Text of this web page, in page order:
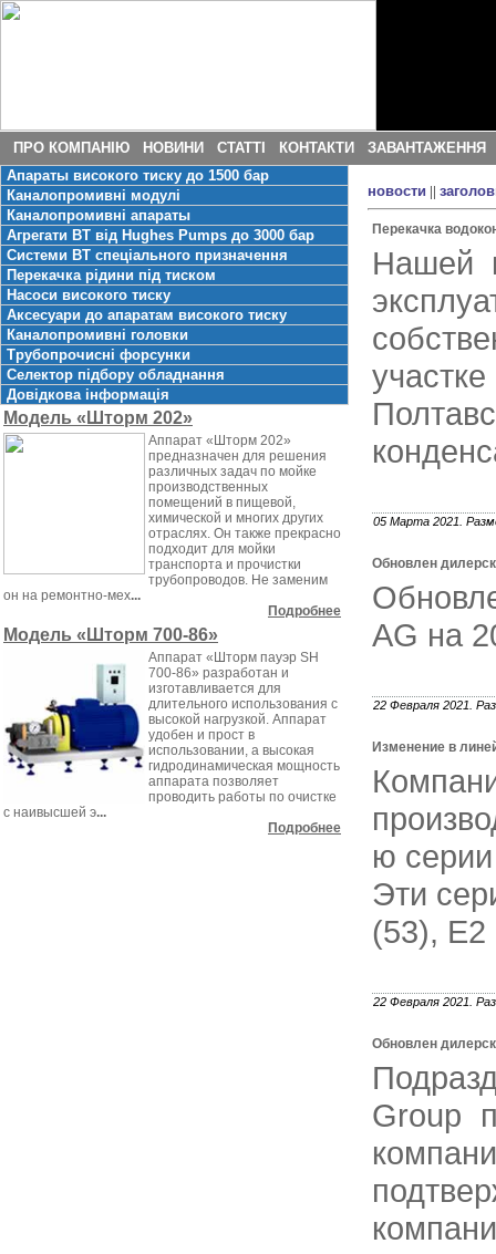
ПРО КОМПАНІЮ НОВИНИ СТАТТІ КОНТАКТИ
ЗАВАНТАЖЕННЯ
Апараты високого тиску до 1500 бар
Каналопромивні модулі
Каналопромивні апараты
Агрегати ВТ від Hughes Pumps до 3000 бар
Системи ВТ спеціального призначення
Перекачка рідини під тиском
Насоси високого тиску
Аксесуари до апаратам високого тиску
Каналопромивні головки
Трубопрочисні форсунки
Селектор підбору обладнання
Довідкова інформація
Модель «Шторм 202»
Аппарат «Шторм 202»
предназначен для решения
различных задач по мойке
производственных
помещений в пищевой,
химической и многих других
отраслях. Он также прекрасно
подходит для мойки
транспорта и прочистки
трубопроводов. Не заменим
он на ремонтно-мех...
Подробнее
Модель «Шторм 700-86»
Аппарат «Шторм пауэр SH
700-86» разработан и
изготавливается для
длительного использования с
высокой нагрузкой. Аппарат
удобен и прост в
использовании, а высокая
гидродинамическая мощность
аппарата позволяет
проводить работы по очистке
с наивысшей э...
Подробнее
новости ||
Перекачка
Нашей
05 Марта 2021.
Обновлен
AG на
22 Февраля 2021.
Изменение в
ю
Эти
(53), Е2
22 Февраля 2021.
Обновлен
Group